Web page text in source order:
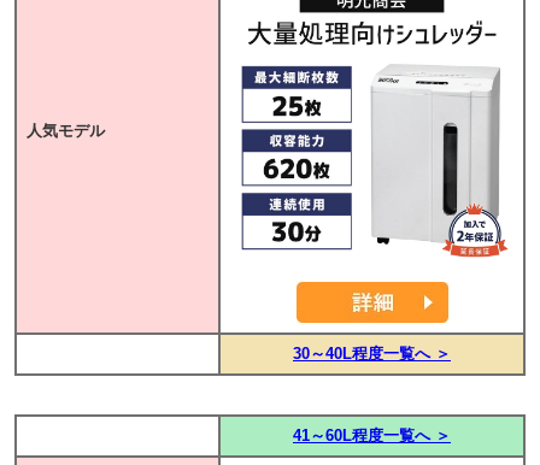
人気モデル
30～40L程度一覧へ ＞
41～60L程度一覧へ ＞